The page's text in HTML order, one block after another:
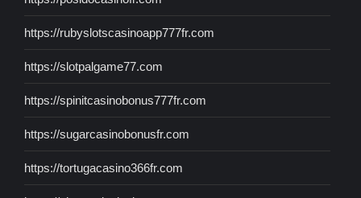
https://rubyslotscasinoapp777fr.com
https://slotpalgame77.com
https://spinitcasinobonus777fr.com
https://sugarcasinobonusfr.com
https://tortugacasino366fr.com